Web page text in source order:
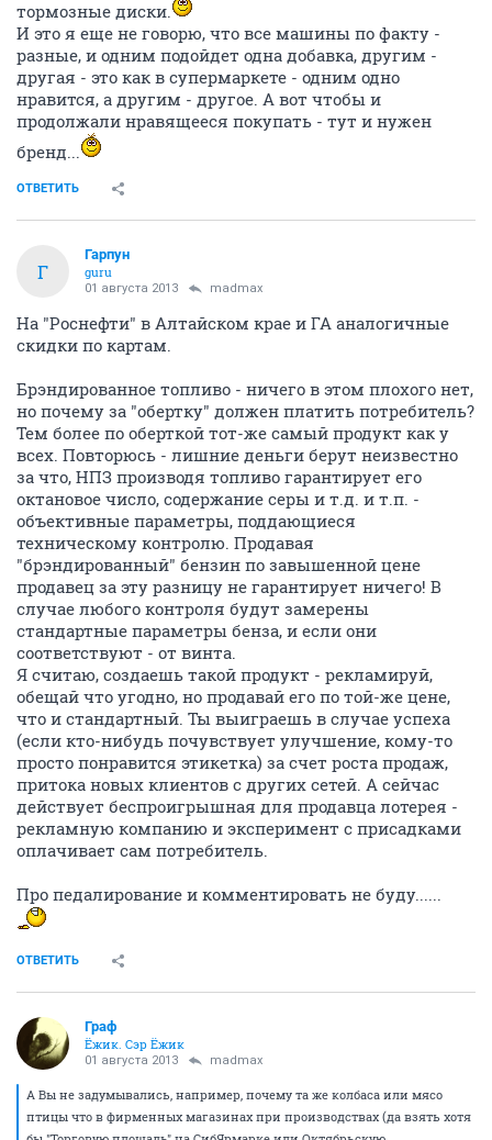
тормозные диски.
И это я еще не говорю, что все машины по факту -
разные, и одним подойдет одна добавка, другим -
другая - это как в супермаркете - одним одно
нравится, а другим - другое. А вот чтобы и
продолжали нравящееся покупать - тут и нужен
бренд...
ОТВЕТИТЬ
Г
Гарпун
guru
01 августа 2013 madmax
На "Роснефти" в Алтайском крае и ГА аналогичные
скидки по картам.
Брэндированное топливо - ничего в этом плохого нет,
но почему за "обертку" должен платить потребитель?
Тем более по оберткой тот-же самый продукт как у
всех. Повторюсь - лишние деньги берут неизвестно
за что, НПЗ производя топливо гарантирует его
октановое число, содержание серы и т.д. и т.п. -
объективные параметры, поддающиеся
техническому контролю. Продавая
"брэндированный" бензин по завышенной цене
продавец за эту разницу не гарантирует ничего! В
случае любого контроля будут замерены
стандартные параметры бенза, и если они
соответствуют - от винта.
Я считаю, создаешь такой продукт - рекламируй,
обещай что угодно, но продавай его по той-же цене,
что и стандартный. Ты выиграешь в случае успеха
(если кто-нибудь почувствует улучшение, кому-то
просто понравится этикетка) за счет роста продаж,
притока новых клиентов с других сетей. А сейчас
действует беспроигрышная для продавца лотерея -
рекламную компанию и эксперимент с присадками
оплачивает сам потребитель.
Про педалирование и комментировать не буду......
ОТВЕТИТЬ
Граф
Ёжик. Сэр Ёжик
01 августа 2013 madmax
А Вы не задумывались, например, почему та же колбаса или мясо
птицы что в фирменных магазинах при производствах (да взять хотя